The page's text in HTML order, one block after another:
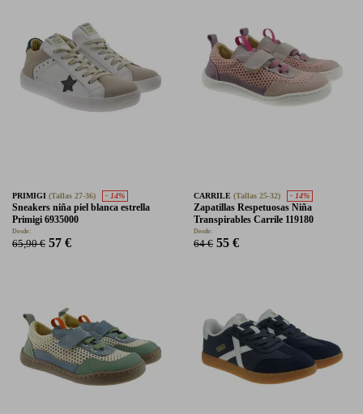
PRIMIGI (Tallas 27-36) - 14%
Sneakers niña piel blanca estrella
Primigi 6935000
Desde:
65,90 € 57 €
CARRILE (Tallas 25-32) - 14%
Zapatillas Respetuosas Niña
Transpirables Carrile 119180
Desde:
64 € 55 €